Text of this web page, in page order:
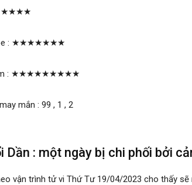
★★★★
: ★★★★★★★
: ★★★★★★★★★
mắn : 99 , 1 , 2
Dần : một ngày bị chi phối bởi
vận trình tử vi Thứ Tư 19/04/2023 cho thấy